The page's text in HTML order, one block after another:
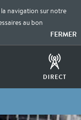
navigation sur notre
au bon
FERMER
DIRECT